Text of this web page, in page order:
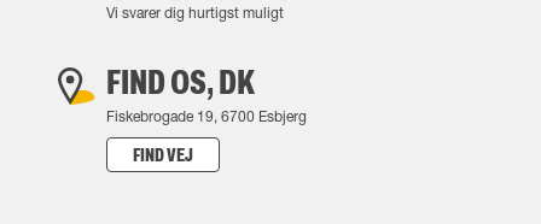
Vi svarer dig hurtigst muligt
FIND OS, DK
Fiskebrogade 19, 6700 Esbjerg
FIND VEJ